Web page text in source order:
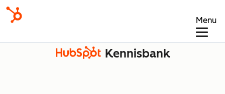
Menu
Kennisbank